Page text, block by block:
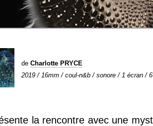
de Charlotte PRYCE
2019 / 16mm / coul-n&b / sonore / 1 écran /
la rencontre avec une